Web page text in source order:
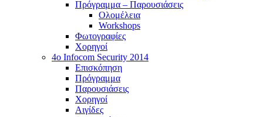
Πρόγραμμα – Παρουσιάσεις
Ολομέλεια
Workshops
Φωτογραφίες
Χορηγοί
4ο Infocom Security 2014
Επισκόπηση
Πρόγραμμα
Παρουσιάσεις
Χορηγοί
Αιγίδες